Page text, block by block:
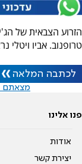
הזרוע הצבאית של
טרופנוב. אביו ויטלי נרצח ב-7.10. אמו לנה
לכתבה המלאה
מצאתם
פנו אלינו
אודות
יצירת קשר